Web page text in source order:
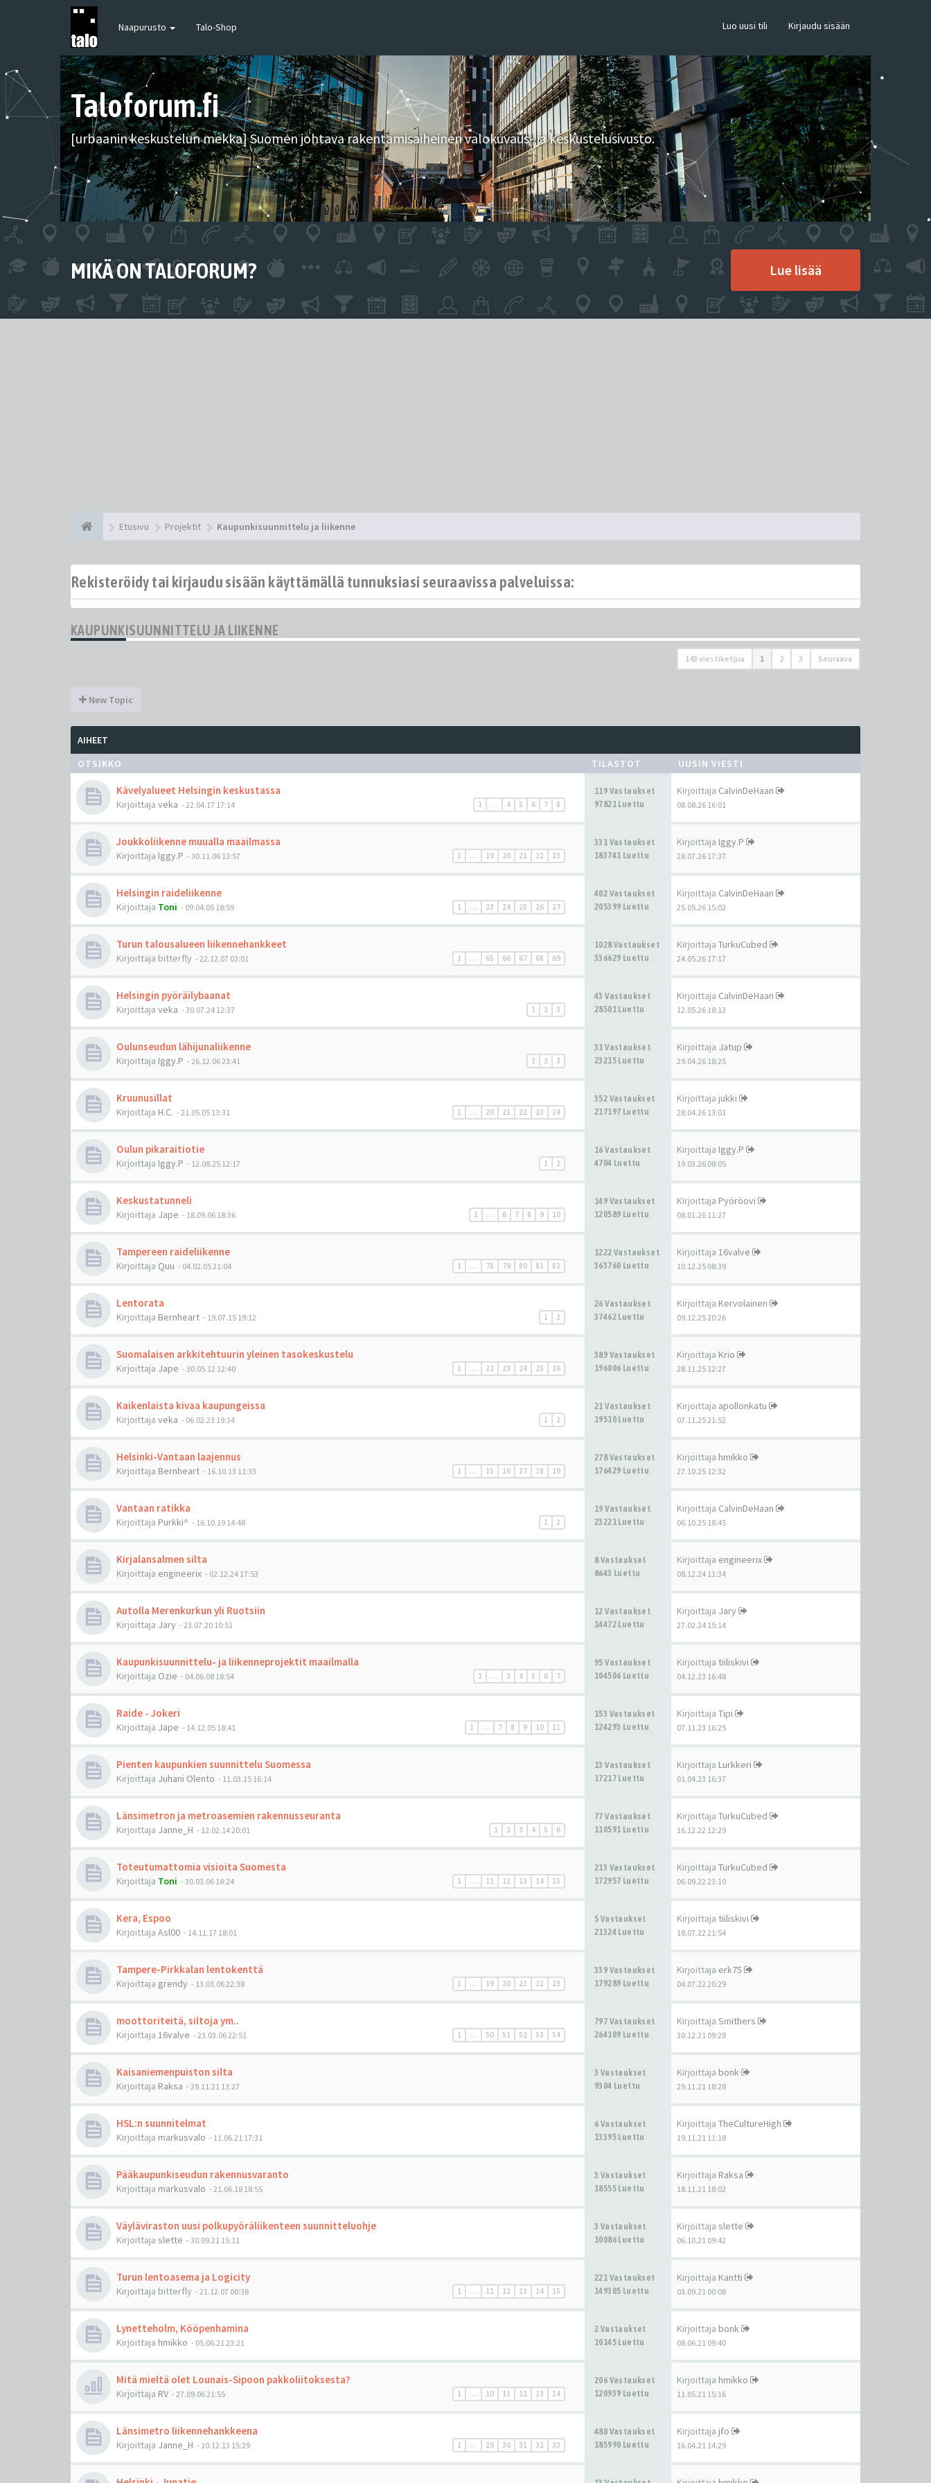
Naapurusto Talo-Shop Luo uusi tili Kirjaudu sisään
Taloforum.fi
[urbaanin keskustelun mekka] Suomen johtava rakentamisaiheinen valokuvaus- ja keskustelusivusto.
MIKÄ ON TALOFORUM? Lue lisää
Etusivu Projektit Kaupunkisuunnittelu ja liikenne
Rekisteröidy tai kirjaudu sisään käyttämällä tunnuksiasi seuraavissa palveluissa:
KAUPUNKISUUNNITTELU JA LIIKENNE
143 viestiketjua 1 2 3 Seuraava
New Topic
AIHEET
OTSIKKO
TILASTOT UUSIN VIESTI
Kävelyalueet Helsingin keskustassa
1 … 4 5 6 7 8
Kirjoittaja veka - 22.04.17 17:14
119 Vastaukset
97821 Luettu
Kirjoittaja CalvinDeHaan
08.08.26 16:01
Joukkoliikenne muualla maailmassa
1 … 19 20 21 22 23
Kirjoittaja Iggy.P - 30.11.06 13:57
331 Vastaukset
183741 Luettu
Kirjoittaja Iggy.P
28.07.26 17:37
Helsingin raideliikenne
1 … 23 24 25 26 27
Kirjoittaja Toni - 09.04.05 18:59
402 Vastaukset
205399 Luettu
Kirjoittaja CalvinDeHaan
25.05.26 15:02
Turun talousalueen liikennehankkeet
1 … 65 66 67 68 69
Kirjoittaja bitterfly - 22.12.07 03:01
1028 Vastaukset
336629 Luettu
Kirjoittaja TurkuCubed
24.05.26 17:17
Helsingin pyöräilybaanat
1 2 3
Kirjoittaja veka - 30.07.24 12:37
43 Vastaukset
28501 Luettu
Kirjoittaja CalvinDeHaan
12.05.26 18:13
Oulunseudun lähijunaliikenne
1 2 3
Kirjoittaja Iggy.P - 26.12.06 23:41
31 Vastaukset
23215 Luettu
Kirjoittaja Jatup
29.04.26 18:25
Kruunusillat
1 … 20 21 22 23 24
Kirjoittaja H.C. - 21.05.05 13:31
352 Vastaukset
217197 Luettu
Kirjoittaja jukki
28.04.26 13:01
Oulun pikaraitiotie
1 2
Kirjoittaja Iggy.P - 12.08.25 12:17
16 Vastaukset
4704 Luettu
Kirjoittaja Iggy.P
19.03.26 08:05
Keskustatunneli
1 … 6 7 8 9 10
Kirjoittaja Jape - 18.09.06 18:36
149 Vastaukset
120589 Luettu
Kirjoittaja Pyöröovi
08.01.26 11:27
Tampereen raideliikenne
1 … 78 79 80 81 82
Kirjoittaja Quu - 04.02.05 21:04
1222 Vastaukset
363760 Luettu
Kirjoittaja 16valve
10.12.25 08:39
Lentorata
1 2
Kirjoittaja Bernheart - 19.07.15 19:12
26 Vastaukset
37462 Luettu
Kirjoittaja Kervolainen
09.12.25 20:26
Suomalaisen arkkitehtuurin yleinen tasokeskustelu
1 … 22 23 24 25 26
Kirjoittaja Jape - 30.05.12 12:40
389 Vastaukset
196006 Luettu
Kirjoittaja Krio
28.11.25 12:27
Kaikenlaista kivaa kaupungeissa
1 2
Kirjoittaja veka - 06.02.23 19:34
21 Vastaukset
19510 Luettu
Kirjoittaja apollonkatu
07.11.25 21:52
Helsinki-Vantaan laajennus
1 … 15 16 17 18 19
Kirjoittaja Bernheart - 16.10.13 11:33
278 Vastaukset
176429 Luettu
Kirjoittaja hmikko
27.10.25 12:32
Vantaan ratikka
1 2
Kirjoittaja Purkki^ - 16.10.19 14:48
19 Vastaukset
23221 Luettu
Kirjoittaja CalvinDeHaan
06.10.25 18:45
Kirjalansalmen silta
Kirjoittaja engineerix - 02.12.24 17:53
8 Vastaukset
8643 Luettu
Kirjoittaja engineerix
08.12.24 11:34
Autolla Merenkurkun yli Ruotsiin
Kirjoittaja Jary - 23.07.20 10:51
12 Vastaukset
14472 Luettu
Kirjoittaja Jary
27.02.24 15:14
Kaupunkisuunnittelu- ja liikenneprojektit maailmalla
1 … 3 4 5 6 7
Kirjoittaja Ozie - 04.06.08 18:54
95 Vastaukset
104506 Luettu
Kirjoittaja tiiliskivi
04.12.23 16:48
Raide - Jokeri
1 … 7 8 9 10 11
Kirjoittaja Jape - 14.12.05 18:41
153 Vastaukset
124293 Luettu
Kirjoittaja Tipi
07.11.23 16:25
Pienten kaupunkien suunnittelu Suomessa
Kirjoittaja Juhani Olento - 11.03.15 16:14
13 Vastaukset
17217 Luettu
Kirjoittaja Lurkkeri
01.04.23 16:37
Länsimetron ja metroasemien rakennusseuranta
1 2 3 4 5 6
Kirjoittaja Janne_H - 12.02.14 20:01
77 Vastaukset
110591 Luettu
Kirjoittaja TurkuCubed
16.12.22 12:29
Toteutumattomia visioita Suomesta
1 … 11 12 13 14 15
Kirjoittaja Toni - 30.03.06 18:24
213 Vastaukset
172957 Luettu
Kirjoittaja TurkuCubed
06.09.22 23:10
Kera, Espoo
Kirjoittaja Asl00 - 14.11.17 18:01
5 Vastaukset
21324 Luettu
Kirjoittaja tiiliskivi
18.07.22 21:54
Tampere-Pirkkalan lentokenttä
1 … 19 20 21 22 23
Kirjoittaja grendy - 13.03.06 22:38
339 Vastaukset
179289 Luettu
Kirjoittaja erk75
04.07.22 20:29
moottoriteitä, siltoja ym..
1 … 50 51 52 53 54
Kirjoittaja 16valve - 23.03.06 22:51
797 Vastaukset
264109 Luettu
Kirjoittaja Smithers
30.12.21 09:28
Kaisaniemenpuiston silta
Kirjoittaja Raksa - 29.11.21 13:27
3 Vastaukset
9304 Luettu
Kirjoittaja bonk
29.11.21 18:28
HSL:n suunnitelmat
Kirjoittaja markusvalo - 11.06.21 17:31
6 Vastaukset
13395 Luettu
Kirjoittaja TheCultureHigh
19.11.21 11:18
Pääkaupunkiseudun rakennusvaranto
Kirjoittaja markusvalo - 21.06.18 18:55
3 Vastaukset
18555 Luettu
Kirjoittaja Raksa
18.11.21 18:02
Väyläviraston uusi polkupyöräliikenteen suunnitteluohje
Kirjoittaja slette - 30.09.21 15:11
3 Vastaukset
10086 Luettu
Kirjoittaja slette
06.10.21 09:42
Turun lentoasema ja Logicity
1 … 11 12 13 14 15
Kirjoittaja bitterfly - 21.12.07 00:38
221 Vastaukset
149305 Luettu
Kirjoittaja Kantti
03.09.21 00:08
Lynetteholm, Kööpenhamina
Kirjoittaja hmikko - 05.06.21 23:21
2 Vastaukset
10145 Luettu
Kirjoittaja bonk
08.06.21 09:40
Mitä mieltä olet Lounais-Sipoon pakkoliitoksesta?
1 … 10 11 12 13 14
Kirjoittaja RV - 27.09.06 21:55
206 Vastaukset
120939 Luettu
Kirjoittaja hmikko
11.05.21 15:16
Länsimetro liikennehankkeena
1 … 29 30 31 32 33
Kirjoittaja Janne_H - 10.12.13 15:29
480 Vastaukset
185990 Luettu
Kirjoittaja jfo
16.04.21 14:29